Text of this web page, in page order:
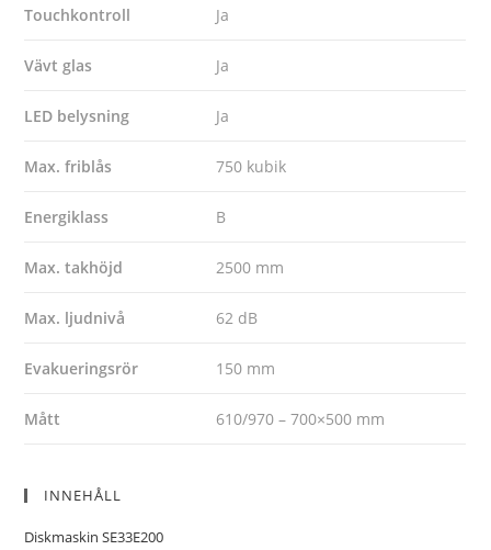
Touchkontroll Ja
Vävt glas Ja
LED belysning Ja
Max. friblås 750 kubik
Energiklass B
Max. takhöjd 2500 mm
Max. ljudnivå 62 dB
Evakueringsrör 150 mm
Mått 610/970 – 700×500 mm
INNEHÅLL
Diskmaskin SE33E200